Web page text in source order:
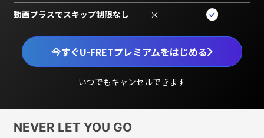
今すぐU-FRETプレミアムをはじめる
いつでもキャンセルできます
動画プラスでスキップ制限なし ×
NEVER LET YOU GO